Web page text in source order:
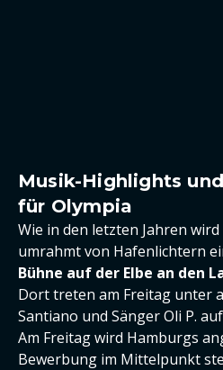
Musik-Highlights
für Olympia
Wie in den letzten Jahren
umrahmt von Hafenlichtern
Bühne auf der Elbe an den
Dort treten am Freitag unter
Santiano und Sänger Oli P.
Am Freitag wird Hamburgs
Bewerbung im Mittelpunkt